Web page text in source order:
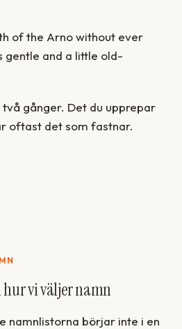
of the Arno without ever
gentle and a little old-
gånger. Det du upprepar
oftast det som fastnar.
hur vi väljer namn
namnlistorna börjar inte i en